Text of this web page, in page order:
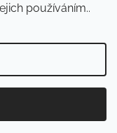
používáním..
45 Kč. Při
práva vyhrazena.